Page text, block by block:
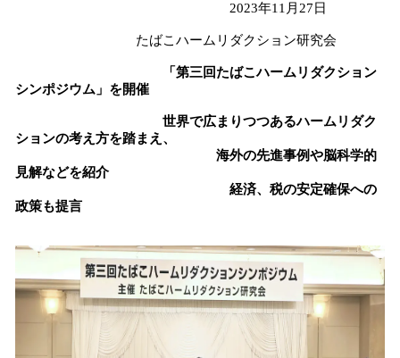
み
す
2023年11月27日
たばこハームリダクション研究会
「第三回たばこハームリダクション
シンポジウム」を開催
世界で広まりつつあるハームリダク
ションの考え方を踏まえ、
海外の先進事例や脳科学的
見解などを紹介
経済、税の安定確保への
政策も提言